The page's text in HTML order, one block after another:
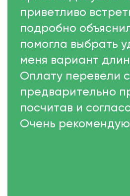
приветливо
подробно
помогла выбрать
меня вариант
Оплату перевели
предварительно
посчитав и
Очень